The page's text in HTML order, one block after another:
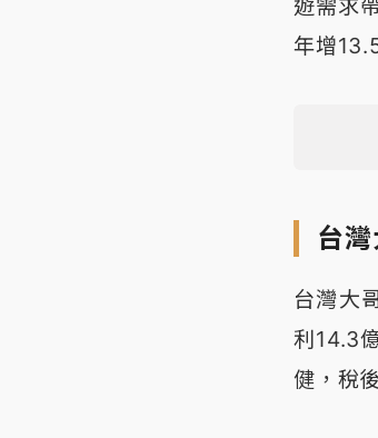
遊需求
年增
台
台灣大
利14.3
健，稅